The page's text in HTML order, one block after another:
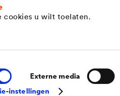
cookies u wilt toelaten.
Externe media
instellingen
Duurzaamheid